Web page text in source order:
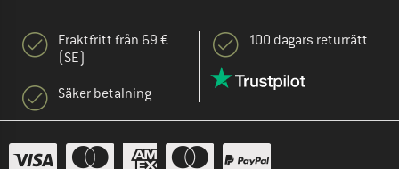
Fraktfritt från 69 €
(SE)
Säker betalning
100 dagars returrätt